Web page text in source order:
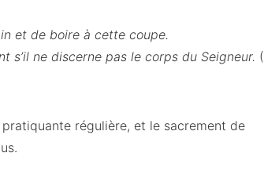
et de boire à cette coupe.
ne discerne pas le corps du Seigneur. (
régulière, et le sacrement de